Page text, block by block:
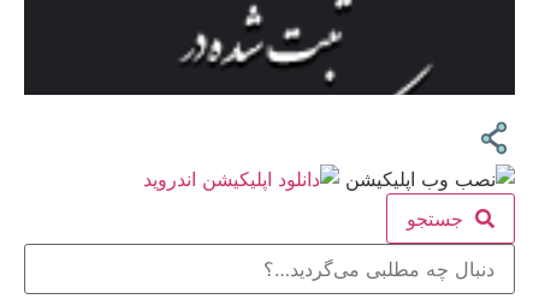
جستجو